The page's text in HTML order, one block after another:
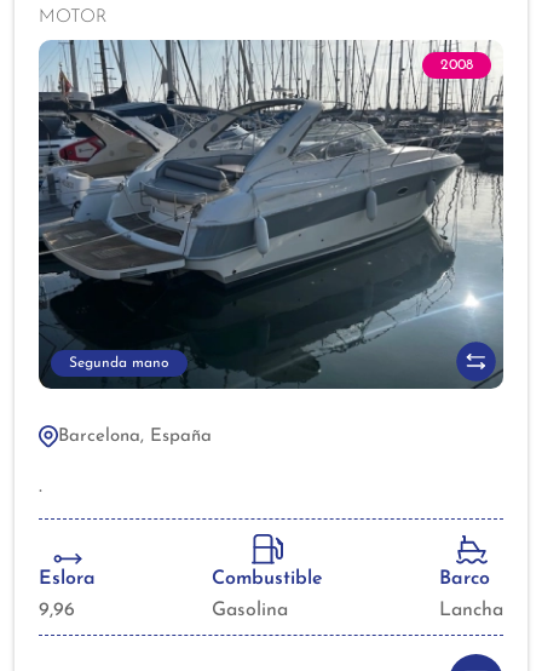
2008
Segunda mano
MOTOR
Barcelona, España
.
Eslora
9,96
Combustible
Gasolina
Barco
Lancha